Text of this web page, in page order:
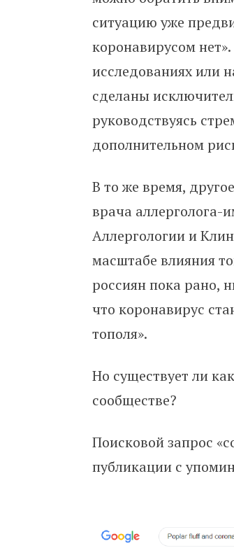
ситуацию уже
коронавирусом
исследованиях или
сделаны
руководствуясь
дополнительном
В то же время,
врача аллерголога-
Аллергологии и
масштабе влияния
россиян пока рано,
что коронавирус
тополя».
Но существует ли
сообществе?
Поисковой запрос
публикации с